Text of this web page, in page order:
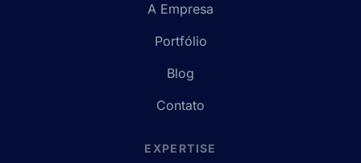
A Empresa
Portfólio
Blog
Contato
EXPERTISE